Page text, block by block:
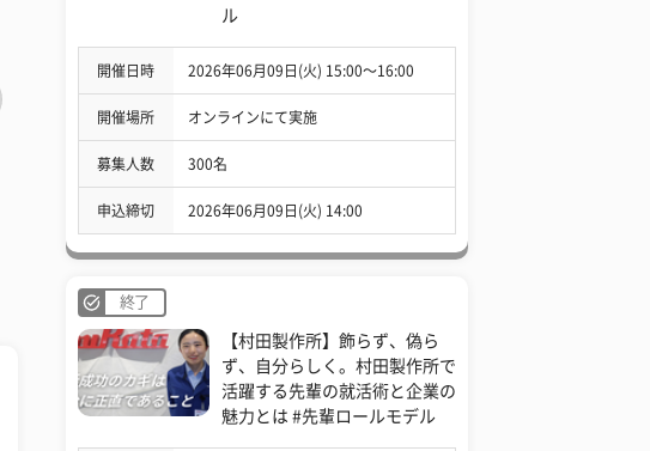
ル
開催日時 2026年06月09日(火) 15:00〜16:00
開催場所 オンラインにて実施
募集人数 300名
申込締切 2026年06月09日(火) 14:00
終了
【村田製作所】飾らず、偽ら
ず、自分らしく。村田製作所で
活躍する先輩の就活術と企業の
魅力とは #先輩ロールモデル